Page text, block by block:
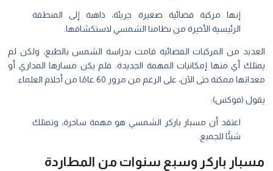
إنها مركبة فضائية صغيرة جريئة، ذاهبة إلى المنطقة
الرئيسية الأخيرة من نظامنا الشمسي لاستكشافها.
من المركبات الفضائية قامت بدراسة الشمس بالطبع، ولكن لم
أي منها إمكانيات المهمة الجديدة: فلم يكن مسارها المداري أو
ممكنة حتى الآن، على الرغم من مرور 60 عامًا من أحلام العلماء.
(فوكس):
اعتقد أن مسبار باركر الشمسي هو مهمة ساحرة، وتمتلك
شيئًا للجميع.
باركر وسبع سنوات من المطاردة